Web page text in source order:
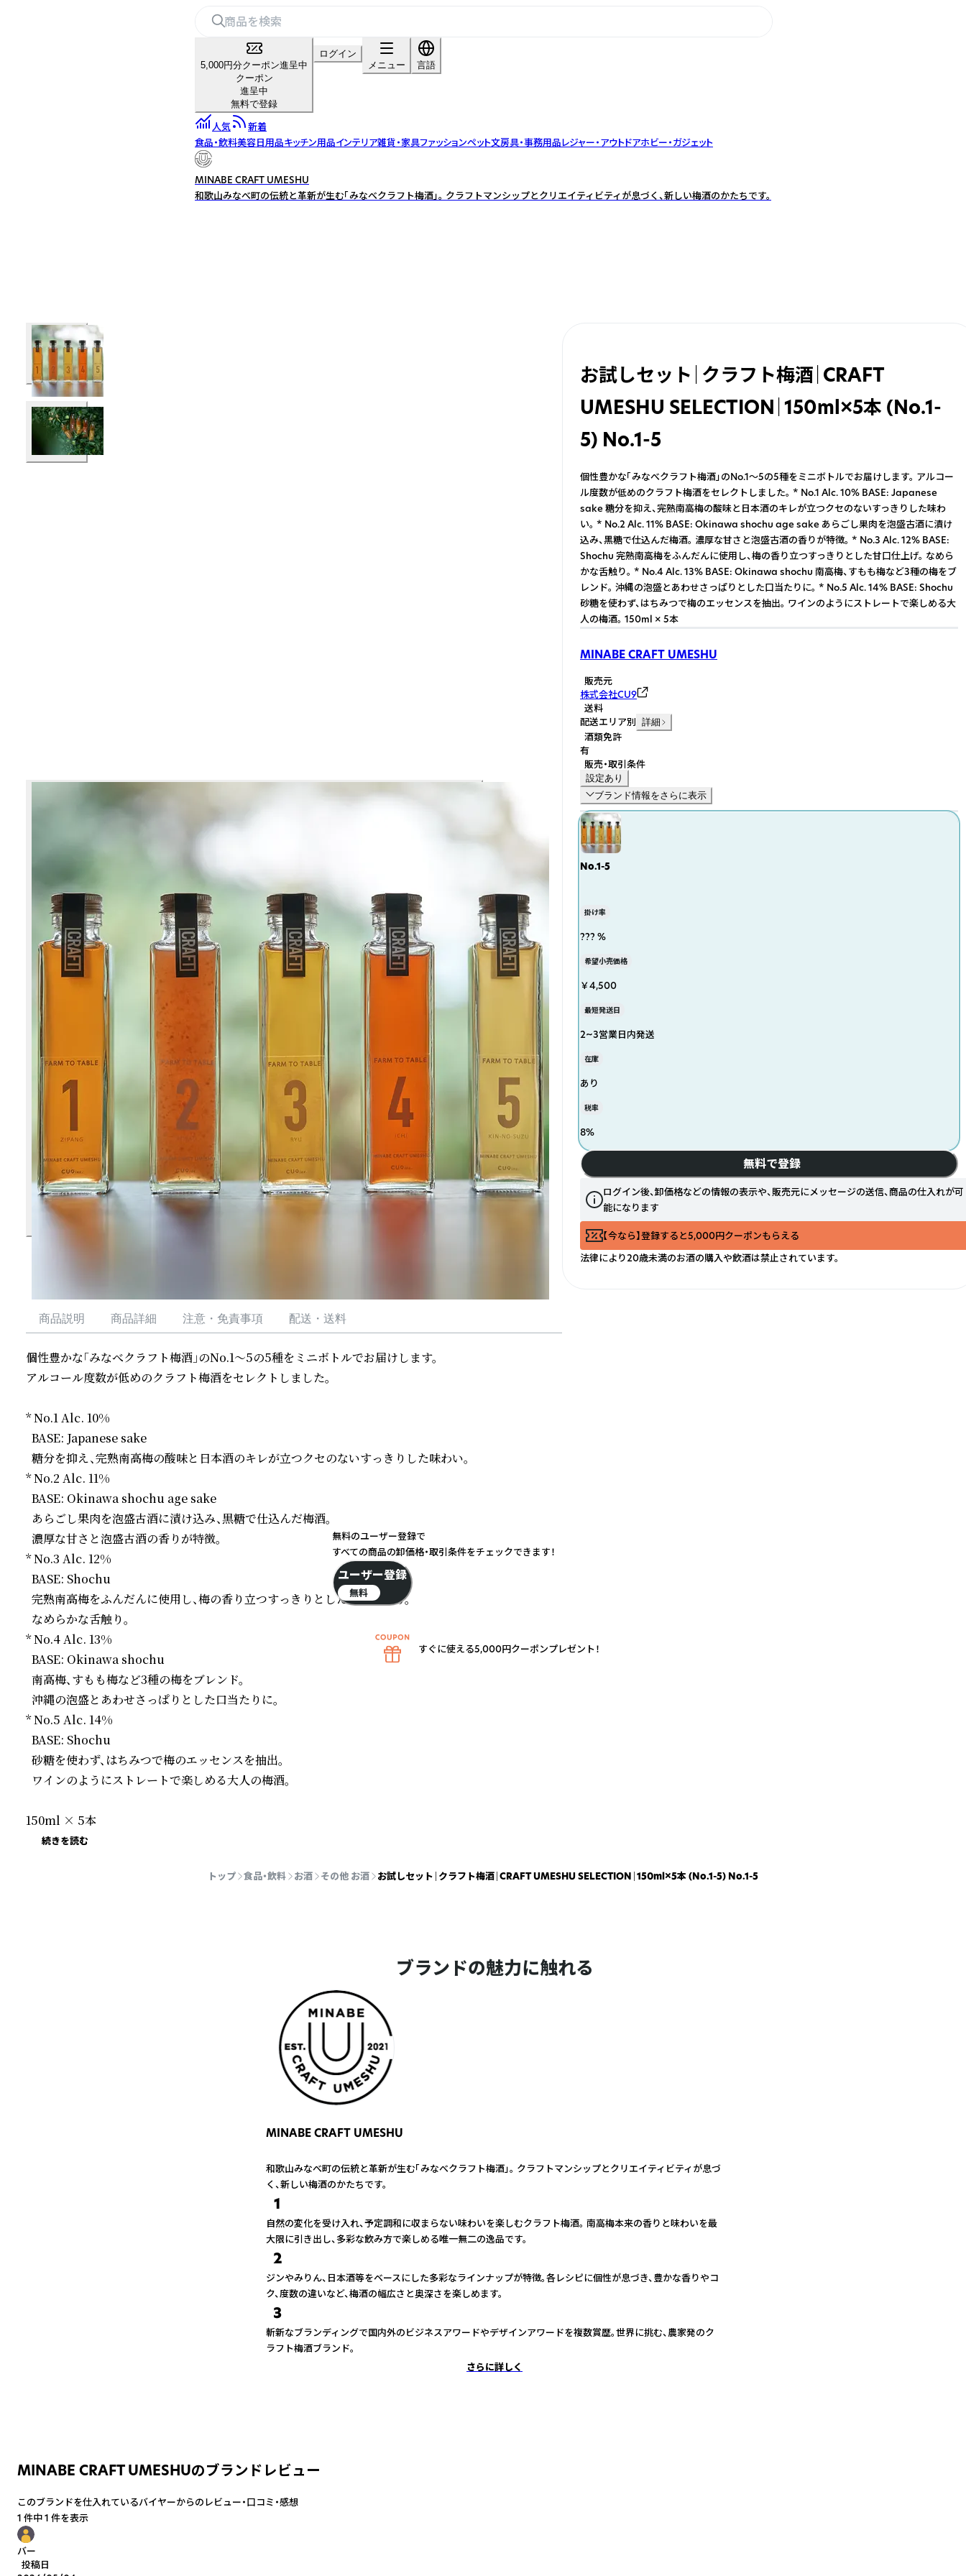
5,000円分クーポン進呈中
クーポン
進呈中
無料で登録
ログイン
メニュー
言語
人気
新着
食品・飲料美容日用品キッチン用品インテリア雑貨・家具ファッションペット文房具・事務用品レジャー・アウトドアホビー・ガジェット
MINABE CRAFT UMESHU
和歌山みなべ町の伝統と革新が生む「みなべクラフト梅酒」。 クラフトマンシップとクリエイティビティが息づく、新しい梅酒のかたちです。
商品説明 商品詳細 注意・免責事項 配送・送料
個性豊かな「みなべクラフト梅酒」のNo.1～5の5種をミニボトルでお届けします。
アルコール度数が低めのクラフト梅酒をセレクトしました。
* No.1 Alc. 10%
  BASE: Japanese sake
  糖分を抑え、完熟南高梅の酸味と日本酒のキレが立つクセのないすっきりした味わい。
* No.2 Alc. 11%
  BASE: Okinawa shochu age sake
  あらごし果肉を泡盛古酒に漬け込み、黒糖で仕込んだ梅酒。
  濃厚な甘さと泡盛古酒の香りが特徴。
* No.3 Alc. 12%
  BASE: Shochu
  完熟南高梅をふんだんに使用し、梅の香り立つすっきりとした甘口仕上げ。
  なめらかな舌触り。
* No.4 Alc. 13%
  BASE: Okinawa shochu
  南高梅、すもも梅など3種の梅をブレンド。
  沖縄の泡盛とあわせさっぱりとした口当たりに。
* No.5 Alc. 14%
  BASE: Shochu
  砂糖を使わず、はちみつで梅のエッセンスを抽出。
  ワインのようにストレートで楽しめる大人の梅酒。
150ml × 5本
続きを読む
お試しセット｜クラフト梅酒｜CRAFT
UMESHU SELECTION｜150ml×5本 (No.1-
5) No.1-5
個性豊かな「みなべクラフト梅酒」のNo.1～5の5種をミニボトルでお届けします。 アルコー
ル度数が低めのクラフト梅酒をセレクトしました。 * No.1 Alc. 10% BASE: Japanese
sake 糖分を抑え、完熟南高梅の酸味と日本酒のキレが立つクセのないすっきりした味わ
い。 * No.2 Alc. 11% BASE: Okinawa shochu age sake あらごし果肉を泡盛古酒に漬け
込み、黒糖で仕込んだ梅酒。 濃厚な甘さと泡盛古酒の香りが特徴。 * No.3 Alc. 12% BASE:
Shochu 完熟南高梅をふんだんに使用し、梅の香り立つすっきりとした甘口仕上げ。 なめら
かな舌触り。 * No.4 Alc. 13% BASE: Okinawa shochu 南高梅、すもも梅など3種の梅をブ
レンド。 沖縄の泡盛とあわせさっぱりとした口当たりに。 * No.5 Alc. 14% BASE: Shochu
砂糖を使わず、はちみつで梅のエッセンスを抽出。 ワインのようにストレートで楽しめる大
人の梅酒。 150ml × 5本
MINABE CRAFT UMESHU
販売元
株式会社CU9
送料
配送エリア別 詳細
酒類免許
有
販売・取引条件
設定あり
ブランド情報をさらに表示
No.1-5
掛け率
??? %
希望小売価格
￥4,500
最短発送日
2~3営業日内発送
在庫
あり
税率
8%
無料で登録
ログイン後、卸価格などの情報の表示や、販売元にメッセージの送信、商品の仕入れが可
能になります
【今なら】登録すると5,000円クーポンもらえる
法律により20歳未満のお酒の購入や飲酒は禁止されています。
トップ 食品・飲料 お酒 その他 お酒 お試しセット｜クラフト梅酒｜CRAFT UMESHU SELECTION｜150ml×5本 (No.1-5) No.1-5
ブランドの魅力に触れる
MINABE CRAFT UMESHU
和歌山みなべ町の伝統と革新が生む「みなべクラフト梅酒」。 クラフトマンシップとクリエイティビティが息づ
く、新しい梅酒のかたちです。
1
自然の変化を受け入れ、予定調和に収まらない味わいを楽しむクラフト梅酒。 南高梅本来の香りと味わいを最
大限に引き出し、多彩な飲み方で楽しめる唯一無二の逸品です。
2
ジンやみりん、日本酒等をベースにした多彩なラインナップが特徴。各レシピに個性が息づき、豊かな香りやコ
ク、度数の違いなど、梅酒の幅広さと奥深さを楽しめます。
3
斬新なブランディングで国内外のビジネスアワードやデザインアワードを複数賞歴。世界に挑む、農家発のク
ラフト梅酒ブランド。
さらに詳しく
MINABE CRAFT UMESHUのブランドレビュー
このブランドを仕入れているバイヤーからのレビュー・口コミ・感想
1 件中 1 件を表示
バー
投稿日
無料のユーザー登録で
すべての商品の卸価格・取引条件をチェックできます！
ユーザー登録
無料
すぐに使える5,000円クーポンプレゼント！